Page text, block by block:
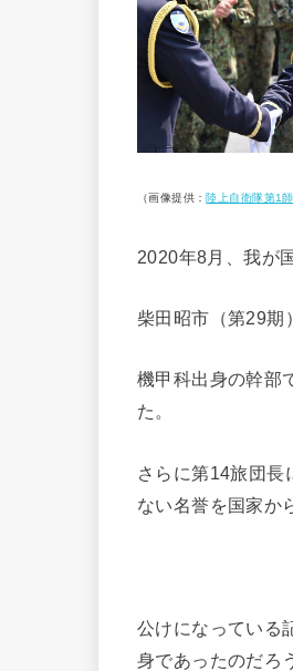
（画像提供： 陸上自衛隊第1
2020年8月、我が
柴田昭市（第29期
機甲科出身の幹部
た。
さらに第14旅団長
ない名誉を国家か
公けになっている
身であったのだろ